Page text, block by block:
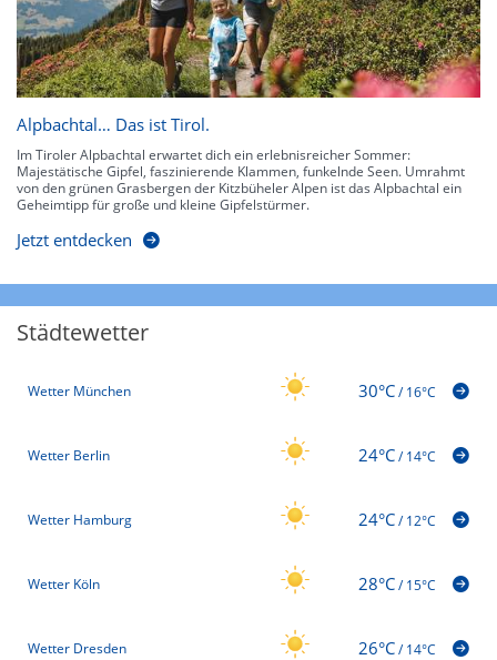
Alpbachtal… Das ist Tirol.
Im Tiroler Alpbachtal erwartet dich ein erlebnisreicher Sommer:
Majestätische Gipfel, faszinierende Klammen, funkelnde Seen. Umrahmt
von den grünen Grasbergen der Kitzbüheler Alpen ist das Alpbachtal ein
Geheimtipp für große und kleine Gipfelstürmer.
Jetzt entdecken
Städtewetter
Wetter München 30°C/16°C
Wetter Berlin 24°C/14°C
Wetter Hamburg 24°C/12°C
Wetter Köln 28°C/15°C
Wetter Dresden 26°C/14°C